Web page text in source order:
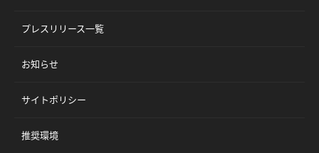
プレスリリース一覧
お知らせ
サイトポリシー
推奨環境